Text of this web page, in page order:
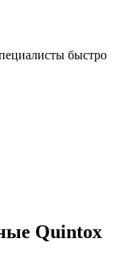
быстро
Quintox